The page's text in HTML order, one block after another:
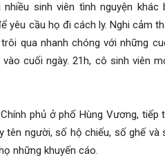
sinh viên tình nguyện khác
yêu cầu họ đi cách ly. Nghi cảm
qua nhanh chóng với những
cuối ngày. 21h, cô sinh viên
phủ ở phố Hùng Vương, tiếp
người, số hộ chiếu, số ghế và
những khuyến cáo.